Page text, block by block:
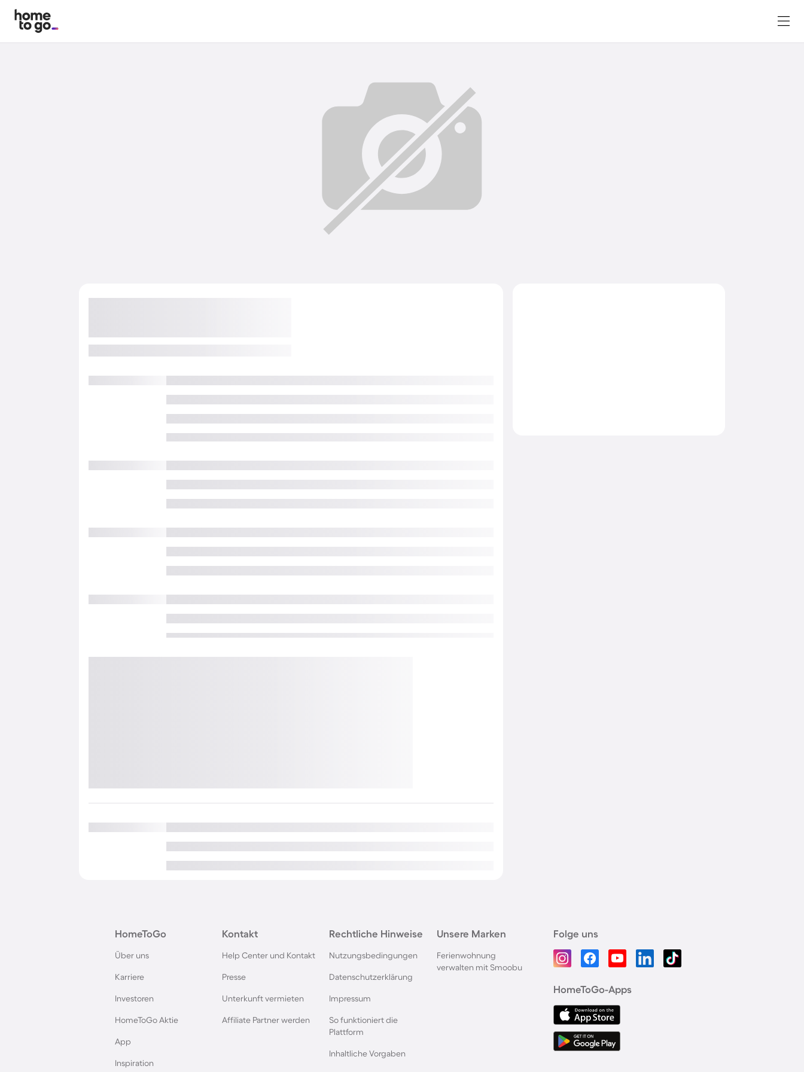
HomeToGo
Über uns
Karriere
Investoren
HomeToGo Aktie
App
Inspiration
Kontakt
Help Center und Kontakt
Presse
Unterkunft vermieten
Affiliate Partner werden
Rechtliche Hinweise
Nutzungsbedingungen
Datenschutzerklärung
Impressum
So funktioniert die
Plattform
Inhaltliche Vorgaben
Unsere Marken
Ferienwohnung
verwalten mit Smoobu
Folge uns
HomeToGo-Apps